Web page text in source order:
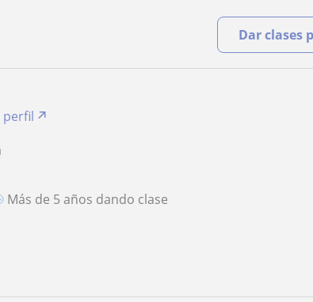
Dar clases
perfil
más de 5 años dando clase